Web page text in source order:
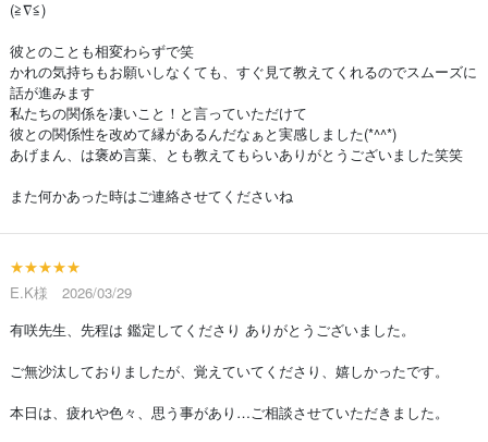
(≧∇≦)
彼とのことも相変わらずで笑
かれの気持ちもお願いしなくても、すぐ見て教えてくれるのでスムーズに
話が進みます
私たちの関係を凄いこと！と言っていただけて
彼との関係性を改めて縁があるんだなぁと実感しました(*^^*)
あげまん、は褒め言葉、とも教えてもらいありがとうございました笑笑
また何かあった時はご連絡させてくださいね
★★★★★
E.K様 2026/03/29
有咲先生、先程は 鑑定してくださり ありがとうございました。
ご無沙汰しておりましたが、覚えていてくださり、嬉しかったです。
本日は、疲れや色々、思う事があり…ご相談させていただきました。